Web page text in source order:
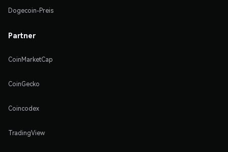
Dogecoin-Preis
Partner
CoinMarketCap
CoinGecko
Coincodex
TradingView